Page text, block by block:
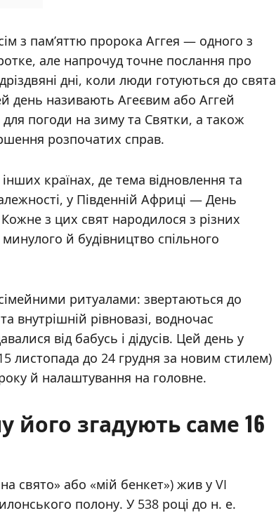
з пам’яттю пророка Аггея — одного з
але напрочуд точне послання про
дні, коли люди готуються до свята
день називають Агеєвим або Аггей
погоди на зиму та Святки, а також
розпочатих справ.
країнах, де тема відновлення та
у Південній Африці — День
з цих свят народилося з різних
й будівництво спільного
ритуалами: звертаються до
внутрішній рівновазі, водночас
від бабусь і дідусів. Цей день у
листопада до 24 грудня за новим стилем)
й налаштування на головне.
його згадують саме 16
полону. У 538 році до н. е.